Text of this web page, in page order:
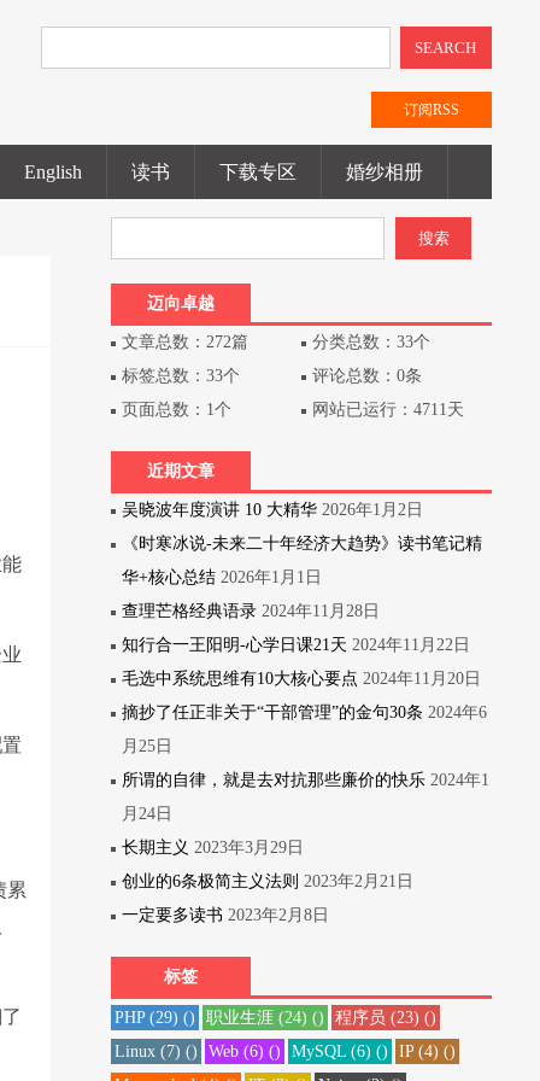
SEARCH
订阅RSS
English 读书 下载专区 婚纱相册
累
迈向卓越
文章总数：272篇
分类总数：33个
标签总数：33个
评论总数：0条
页面总数：1个
网站已运行：4711天
近期文章
吴晓波年度演讲 10 大精华 2026年1月2日
《时寒冰说-未来二十年经济大趋势》读书笔记精
华+核心总结 2026年1月1日
查理芒格经典语录 2024年11月28日
知行合一王阳明-心学日课21天 2024年11月22日
毛选中系统思维有10大核心要点 2024年11月20日
摘抄了任正非关于“干部管理”的金句30条 2024年6
月25日
所谓的自律，就是去对抗那些廉价的快乐 2024年1
月24日
长期主义 2023年3月29日
创业的6条极简主义法则 2023年2月21日
一定要多读书 2023年2月8日
标签
PHP(29) () 职业生涯(24) () 程序员 (23) ()
Linux(7) () Web(6) () MySQL(6) () IP(4) ()